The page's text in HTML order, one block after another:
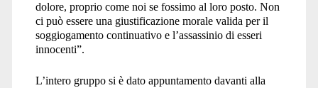
dolore, proprio come noi se fossimo al loro posto. Non
ci può essere una giustificazione morale valida per il
soggiogamento continuativo e l’assassinio di esseri
innocenti”.
L’intero gruppo si è dato appuntamento davanti alla